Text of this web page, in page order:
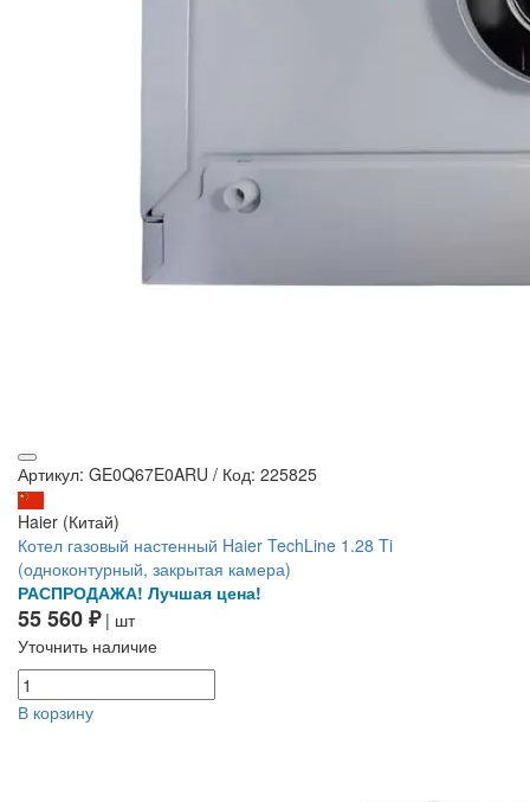
Артикул: GE0Q67E0ARU / Код: 225825
Haier (Китай)
Котел газовый настенный Haier TechLine 1.28 Ti
(одноконтурный, закрытая камера)
РАСПРОДАЖА! Лучшая цена!
55 560 ₽| шт
Уточнить наличие
В корзину